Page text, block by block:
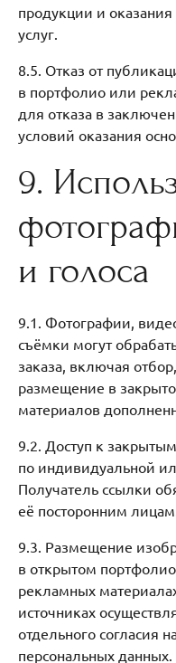
продукции и
услуг.
8.5. Отказ от
в портфолио или
для отказа в
условий оказания
9.
и голоса
9.1. Фотографии,
съёмки могут
заказа, включая
размещение в
материалов
9.2. Доступ к
по индивидуальной
Получатель ссылки
её посторонним
9.3. Размещение
в открытом
рекламных
источниках
отдельного согласия
персональных данных.